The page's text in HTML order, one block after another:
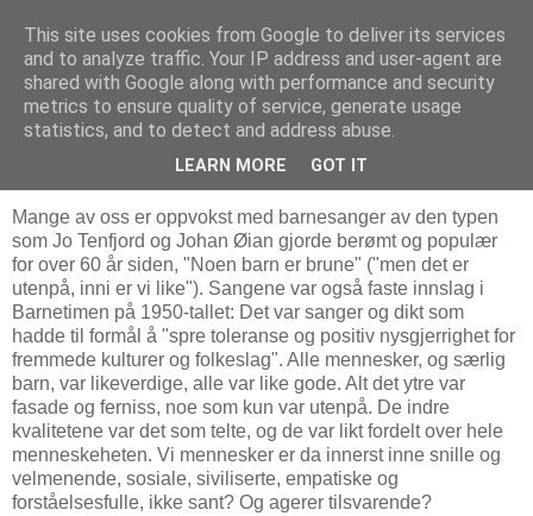
Bjørn Hoelseths blogg
mandag 23. mai 2022
Inni er vi ikke like
Mange av oss er oppvokst med barnesanger av den typen
som Jo Tenfjord og Johan Øian gjorde berømt og populær
for over 60 år siden, "Noen barn er brune" ("men det er
utenpå, inni er vi like"). Sangene var også faste innslag i
Barnetimen på 1950-tallet: Det var sanger og dikt som
hadde til formål å "spre toleranse og positiv nysgjerrighet for
fremmede kulturer og folkeslag". Alle mennesker, og særlig
barn, var likeverdige, alle var like gode. Alt det ytre var
fasade og ferniss, noe som kun var utenpå. De indre
kvalitetene var det som telte, og de var likt fordelt over hele
menneskeheten. Vi mennesker er da innerst inne snille og
velmenende, sosiale, siviliserte, empatiske og
forståelsesfulle, ikke sant? Og agerer tilsvarende?
This site uses cookies from Google to deliver its services
and to analyze traffic. Your IP address and user-agent are
shared with Google along with performance and security
metrics to ensure quality of service, generate usage
statistics, and to detect and address abuse.
LEARN MORE GOT IT